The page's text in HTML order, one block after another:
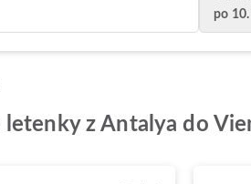
po
letenky z Antalya do